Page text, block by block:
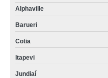
Alphaville
Barueri
Cotia
Itapevi
Jundiaí